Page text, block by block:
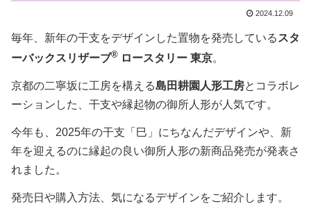
2024.12.09
毎年、新年の干支をデザインした置物を発売している スタ
ーバックスリザーブ® ロースタリー 東京。
京都の二寧坂に工房を構える島田耕園人形工房とコラボレ
ーションした、干支や縁起物の御所人形が人気です。
今年も、2025年の干支「巳」にちなんだデザインや、新
年を迎えるのに縁起の良い御所人形の新商品発売が発表さ
れました。
発売日や購入方法、気になるデザインをご紹介します。